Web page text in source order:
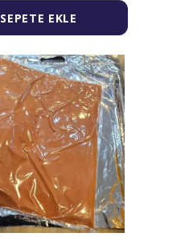
SEPETE EKLE